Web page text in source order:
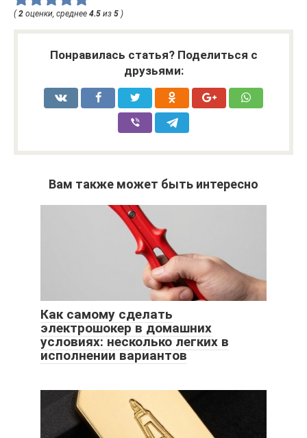
(2 оценки, среднее 4.5 из 5 )
Понравилась статья? Поделиться с
друзьями:
Вам также может быть интересно
Как самому сделать
электрошокер в домашних
условиях: несколько легких в
исполнении вариантов